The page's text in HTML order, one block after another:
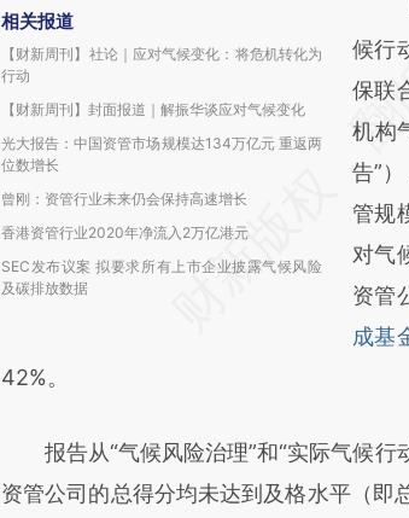
相关报道
【财新周刊】社论｜应对气候变化：将危机转化为
行动
【财新周刊】封面报道｜解振华谈应对气候变化
光大报告：中国资管市场规模达134万亿元 重返两
位数增长
曾刚：资管行业未来仍会保持高速增长
香港资管行业2020年净流入2万亿港元
SEC发布议案 拟要求所有上市企业披露气候风险
及碳排放数据
请
成，
新观
对和
候行
保联
机构
告”
管规
对气
资管
成基
42%。
报告从“气候风险治理”和“实际气候行
资管公司的总得分均未达到及格水平（即